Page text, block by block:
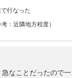
行なった
：近隣地方程度）
なことだったので